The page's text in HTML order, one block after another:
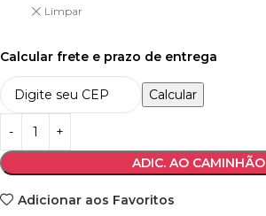
Limpar
Calcular frete e prazo de entrega
Calcular
ADIC. AO CAMINHÃO
Adicionar aos Favoritos